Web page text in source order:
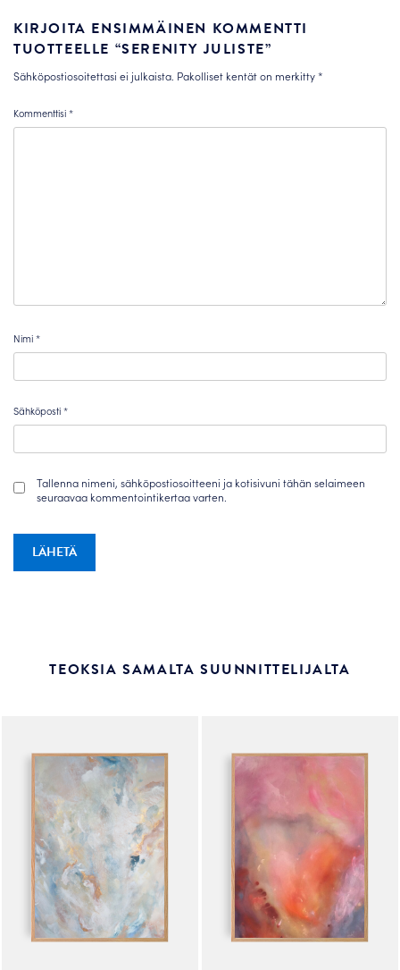
KIRJOITA ENSIMMÄINEN KOMMENTTI
TUOTTEELLE “SERENITY JULISTE”
Sähköpostiosoitettasi ei julkaista. Pakolliset kentät on merkitty*
Kommenttisi*
Nimi*
Sähköposti*
Tallenna nimeni, sähköpostiosoitteeni ja kotisivuni tähän selaimeen
seuraavaa kommentointikertaa varten.
TEOKSIA SAMALTA SUUNNITTELIJALTA